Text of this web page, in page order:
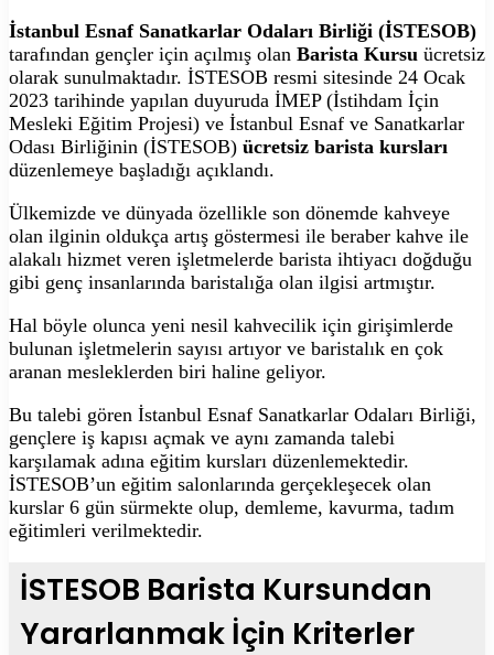
İstanbul Esnaf Sanatkarlar Odaları Birliği (İSTESOB)
tarafından gençler için açılmış olan Barista Kursu ücretsiz
olarak sunulmaktadır. İSTESOB resmi sitesinde 24 Ocak
2023 tarihinde yapılan duyuruda İMEP (İstihdam İçin
Mesleki Eğitim Projesi) ve İstanbul Esnaf ve Sanatkarlar
Odası Birliğinin (İSTESOB) ücretsiz barista kursları
düzenlemeye başladığı açıklandı.
Ülkemizde ve dünyada özellikle son dönemde kahveye
olan ilginin oldukça artış göstermesi ile beraber kahve ile
alakalı hizmet veren işletmelerde barista ihtiyacı doğduğu
gibi genç insanlarında baristalığa olan ilgisi artmıştır.
Hal böyle olunca yeni nesil kahvecilik için girişimlerde
bulunan işletmelerin sayısı artıyor ve baristalık en çok
aranan mesleklerden biri haline geliyor.
Bu talebi gören İstanbul Esnaf Sanatkarlar Odaları Birliği,
gençlere iş kapısı açmak ve aynı zamanda talebi
karşılamak adına eğitim kursları düzenlemektedir.
İSTESOB’un eğitim salonlarında gerçekleşecek olan
kurslar 6 gün sürmekte olup, demleme, kavurma, tadım
eğitimleri verilmektedir.
İSTESOB Barista Kursundan
Yararlanmak İçin Kriterler